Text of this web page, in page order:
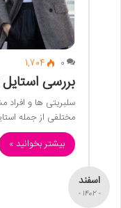
0
1,704
بررسی
سلبریتی ها و
مختلفی از جمله
بیشتر بخوانید »
اسفند
- 1402 -